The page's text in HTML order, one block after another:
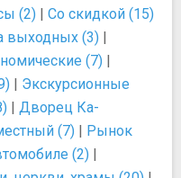
(2) | Со скидкой (15)
выходных (3) |
(7) |
| Экскурсионные
| Дворец Ка-
(7) | Рынок
(2) |